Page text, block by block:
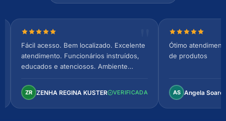
Nota 5 de 5 estrelas
Fácil acesso. Bem localizado. Excelente
atendimento. Funcionários instruídos,
educados e atenciosos. Ambiente
Perfeito!
ZR ZENHA REGINA KUSTER VERIFICADA
Nota 5 de 5
Ótimo
de produtos
AS Angela